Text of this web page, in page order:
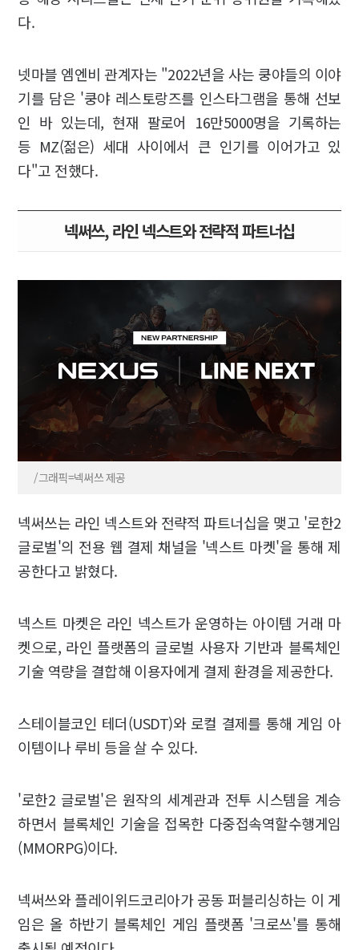
다.
넷마블 엠엔비 관계자는 "2022년을 사는 쿵야들의 이야
기를 담은 '쿵야 레스토랑즈를 인스타그램을 통해 선보
인 바 있는데, 현재 팔로어 16만5000명을 기록하는
등 MZ(젊은) 세대 사이에서 큰 인기를 이어가고 있
다"고 전했다.
넥써쓰, 라인 넥스트와 전략적 파트너십
/그래픽=넥써쓰 제공
넥써쓰는 라인 넥스트와 전략적 파트너십을 맺고 '로한2
글로벌'의 전용 웹 결제 채널을 '넥스트 마켓'을 통해 제
공한다고 밝혔다.
넥스트 마켓은 라인 넥스트가 운영하는 아이템 거래 마
켓으로, 라인 플랫폼의 글로벌 사용자 기반과 블록체인
기술 역량을 결합해 이용자에게 결제 환경을 제공한다.
스테이블코인 테더(USDT)와 로컬 결제를 통해 게임 아
이템이나 루비 등을 살 수 있다.
'로한2 글로벌'은 원작의 세계관과 전투 시스템을 계승
하면서 블록체인 기술을 접목한 다중접속역할수행게임
(MMORPG)이다.
넥써쓰와 플레이위드코리아가 공동 퍼블리싱하는 이 게
임은 올 하반기 블록체인 게임 플랫폼 '크로쓰'를 통해